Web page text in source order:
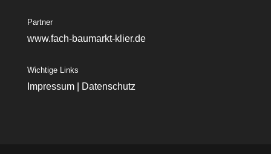
Partner
www.fach-baumarkt-klier.de
Wichtige Links
Impressum| Datenschutz